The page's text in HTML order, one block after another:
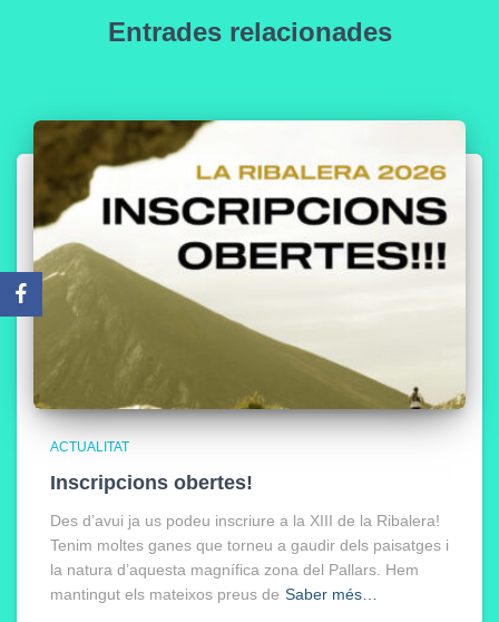
Entrades relacionades
ACTUALITAT
Inscripcions obertes!
Des d’avui ja us podeu inscriure a la XIII de la Ribalera!
Tenim moltes ganes que torneu a gaudir dels paisatges i
la natura d’aquesta magnífica zona del Pallars. Hem
mantingut els mateixos preus de Saber més…